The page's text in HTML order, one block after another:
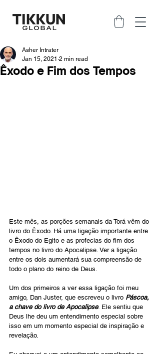
Êxodo e Fim dos Tempos
Asher Intrater
Jan 15, 2021 2 min read
Este mês, as porções semanais da Torá vêm do
livro do Êxodo. Há uma ligação importante entre
o Êxodo do Egito e as profecias do fim dos
tempos no livro do Apocalipse. Ver a ligação
entre os dois aumentará sua compreensão de
todo o plano do reino de Deus.
Um dos primeiros a ver essa ligação foi meu
amigo, Dan Juster, que escreveu o livro Páscoa,
a chave do livro de Apocalipse. Ele sentiu que
Deus lhe deu um entendimento especial sobre
isso em um momento especial de inspiração e
revelação.